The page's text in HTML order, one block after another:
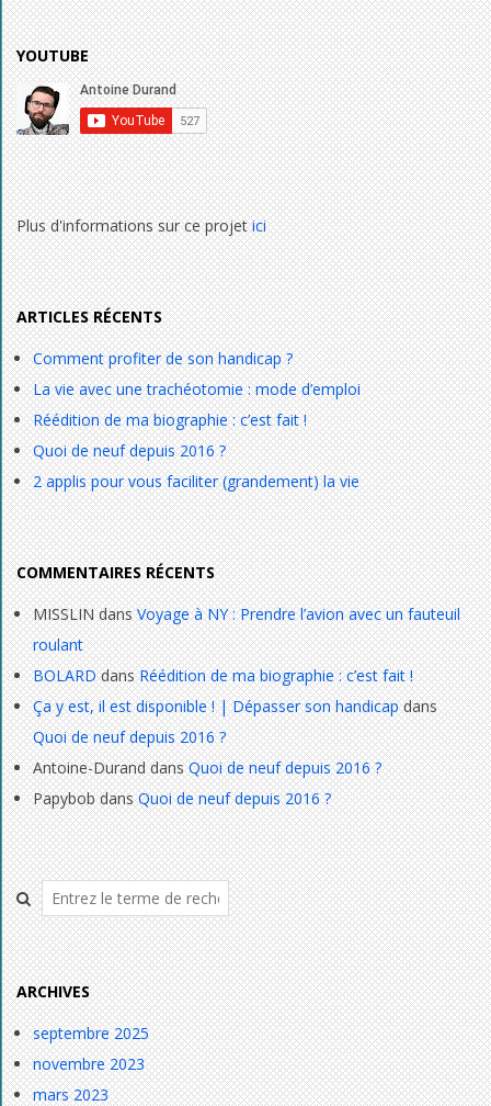
YOUTUBE
Plus d'informations sur ce projetici
ARTICLES RÉCENTS
Comment profiter de son handicap ?
La vie avec une trachéotomie : mode d’emploi
Réédition de ma biographie : c’est fait !
Quoi de neuf depuis 2016 ?
2 applis pour vous faciliter (grandement) la vie
COMMENTAIRES RÉCENTS
MISSLINdansVoyage à NY : Prendre l’avion avec un fauteuil
roulant
BOLARDdansRéédition de ma biographie : c’est fait !
Ça y est, il est disponible ! | Dépasser son handicapdans
Quoi de neuf depuis 2016 ?
Antoine-DuranddansQuoi de neuf depuis 2016 ?
PapybobdansQuoi de neuf depuis 2016 ?
Rechercher
ARCHIVES
septembre 2025
novembre 2023
mars 2023